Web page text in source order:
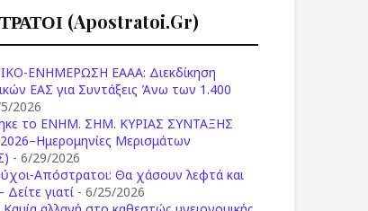
(apostratoi.gr)
ΕΝΗΜΕΡΩΣΗ ΕΑΑΑ: Διεκδίκηση
ΕΑΣ για Συντάξεις Άνω των 1.400
2026
το ENHM. ΣΗΜ. ΚΥΡΙΑΣ ΣΥΝΤΑΞΗΣ
Μερισμάτων
- 6/29/2026
Απόστρατοι: Θα χάσουν λεφτά και
γιατί - 6/25/2026